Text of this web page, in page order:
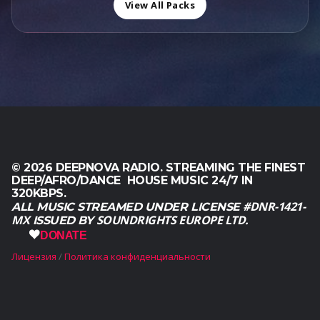
0
0
л
0
.
в
0
0
.
View All Packs
© 2026 DEEPNOVA RADIO. STREAMING THE FINEST
DEEP/AFRO/DANCE HOUSE MUSIC 24/7 IN
320KBPS.
ALL MUSIC STREAMED UNDER LICENSE#DNR-1421-
MXISSUED BYSOUNDRIGHTS EUROPE LTD.
DONATE
Лицензия Политика конфиденциальности